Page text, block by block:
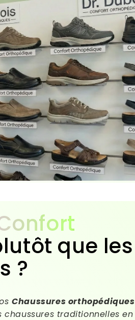
que les
?
Chaussures orthopédiques
traditionnelles en